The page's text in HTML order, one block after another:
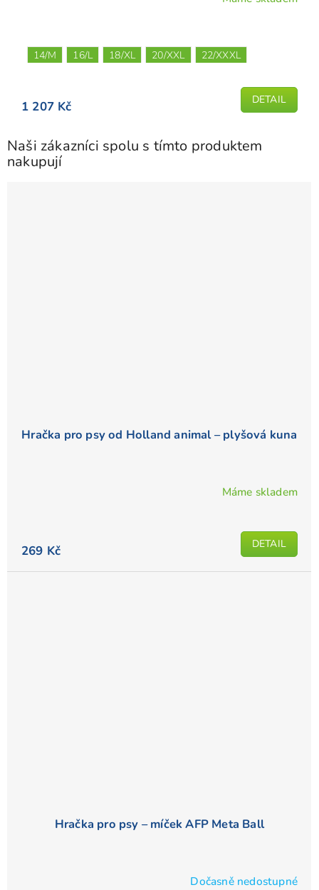
1 207 Kč DETAIL
14/M 16/L 18/XL 20/XXL 22/XXXL
Naši zákazníci spolu s tímto produktem
nakupují
Hračka pro psy od Holland animal – plyšová kuna
Máme skladem
269 Kč DETAIL
Hračka pro psy – míček AFP Meta Ball
Dočasně nedostupné